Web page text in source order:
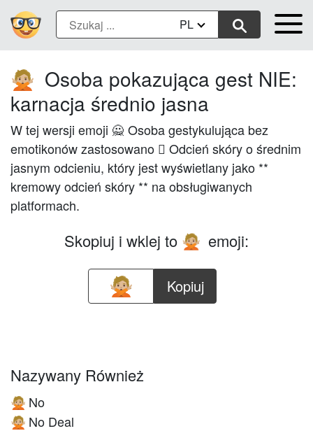
PL
🙅🏼 Osoba pokazująca gest NIE:
karnacja średnio jasna
W tej wersji emoji 🙅 Osoba gestykulująca bez
emotikonów zastosowano 🏼 Odcień skóry o średnim
jasnym odcieniu, który jest wyświetlany jako **
kremowy odcień skóry ** na obsługiwanych
platformach.
Skopiuj i wklej to 🙅🏼 emoji:
Kopiuj
Nazywany Również
🙅🏼 No
🙅🏼 No Deal